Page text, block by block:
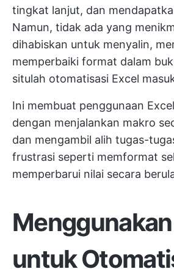
tingkat lanjut, dan
Namun, tidak ada yang
dihabiskan untuk menyalin,
memperbaiki format dalam
situlah otomatisasi Excel
Ini membuat penggunaan
dengan menjalankan makro
dan mengambil alih tugas-
frustrasi seperti memformat
memperbarui nilai secara
untuk